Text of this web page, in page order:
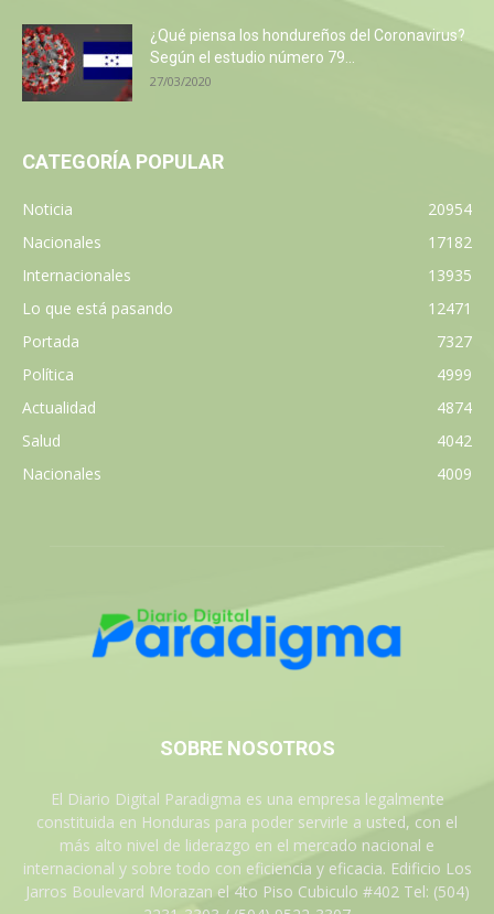
¿Qué piensa los hondureños del Coronavirus?
Según el estudio número 79...
27/03/2020
CATEGORÍA POPULAR
Noticia
20954
Nacionales
17182
Internacionales
13935
Lo que está pasando
12471
Portada
7327
Política
4999
Actualidad
4874
Salud
4042
Nacionales
4009
SOBRE NOSOTROS
El Diario Digital Paradigma es una empresa legalmente
constituida en Honduras para poder servirle a usted, con el
más alto nivel de liderazgo en el mercado nacional e
internacional y sobre todo con eficiencia y eficacia. Edificio Los
Jarros Boulevard Morazan el 4to Piso Cubiculo #402 Tel: (504)